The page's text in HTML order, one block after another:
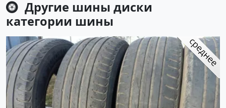
Другие шины диски
категории шины